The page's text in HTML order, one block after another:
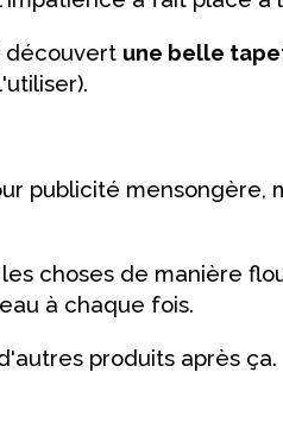
découvert une belle
publicité mensongère,
choses de manière
à chaque fois.
produits après ça.